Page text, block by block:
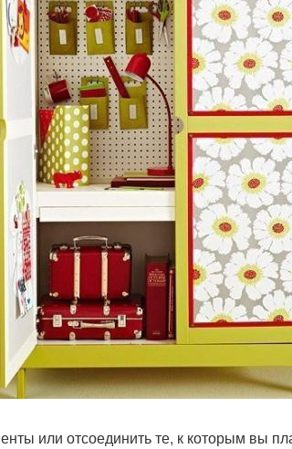
или отсоединить те, к которым вы